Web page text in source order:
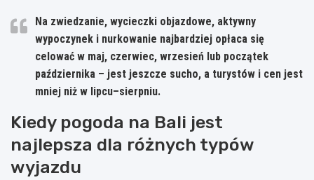
Na zwiedzanie, wycieczki objazdowe, aktywny
wypoczynek i nurkowanie najbardziej opłaca się
celować w maj, czerwiec, wrzesień lub początek
października – jest jeszcze sucho, a turystów i cen jest
mniej niż w lipcu–sierpniu.
Kiedy pogoda na Bali jest
najlepsza dla różnych typów
wyjazdu